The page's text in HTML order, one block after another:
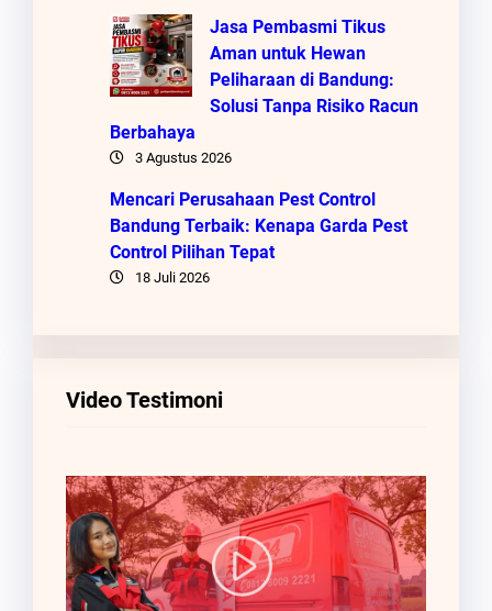
Jasa Pembasmi Tikus
Aman untuk Hewan
Peliharaan di Bandung:
Solusi Tanpa Risiko Racun
Berbahaya
3 Agustus 2026
Mencari Perusahaan Pest Control
Bandung Terbaik: Kenapa Garda Pest
Control Pilihan Tepat
18 Juli 2026
Video Testimoni